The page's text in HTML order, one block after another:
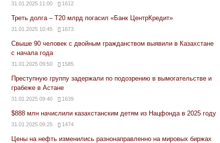
31.01.2025 11:00 1612
Треть долга – Т20 млрд погасил «Банк ЦентрКредит»
31.01.2025 10:45 1673
Свыше 90 человек с двойным гражданством выявили в Казахстане
с начала года
31.01.2025 09:50 1585
Преступную группу задержали по подозрению в вымогательстве и
грабеже в Астане
31.01.2025 09:40 1639
$888 млн начислили казахстанским детям из Нацфонда в 2025 году
31.01.2025 09:25 1474
Цены на нефть изменились разнонаправленно на мировых биржах